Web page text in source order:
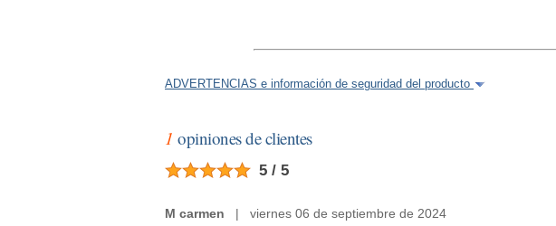
ADVERTENCIAS e información de seguridad del producto
1 opiniones de clientes
5 / 5
M carmen | viernes 06 de septiembre de 2024